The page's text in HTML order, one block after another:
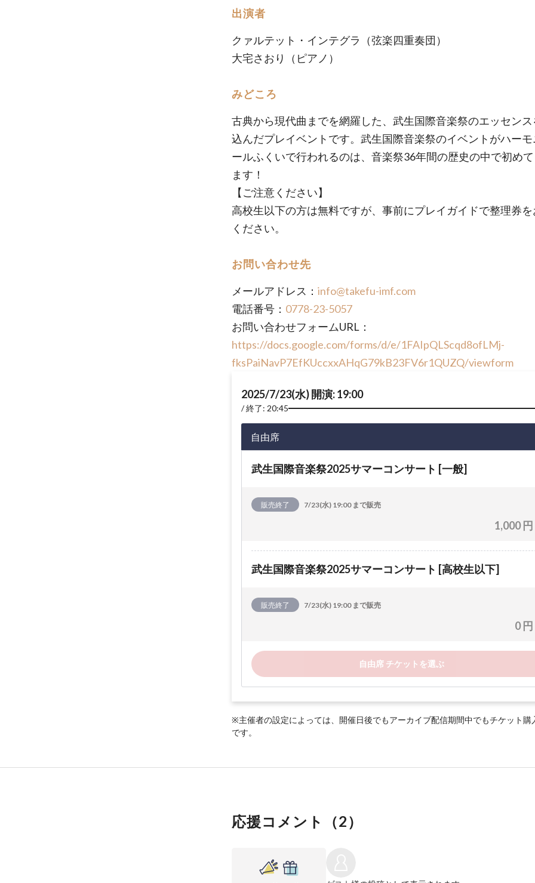
出演者
クァルテット・インテグラ（弦楽四重奏団）
大宅さおり（ピアノ）
みどころ
古典から現代曲までを網羅した、武生国際音楽祭のエッセン
込んだプレイベントです。武生国際音楽祭のイベントがハー
ールふくいで行われるのは、音楽祭36年間の歴史の中で初め
ます！
【ご注意ください】
高校生以下の方は無料ですが、事前にプレイガイドで整理券
ください。
お問い合わせ先
メールアドレス： info@takefu-imf.com
電話番号： 0778-23-5057
お問い合わせフォームURL：
https://docs.google.com/forms/d/e/1FAIpQLScqd8ofLMj-
fksPaiNavP7EfKUccxxAHqG79kB23FV6r1QUZQ/viewform
2025/7/23(水) 開演: 19:00
終了: 20:45
自由席
武生国際音楽祭2025サマーコンサート [一般]
販売終了 7/23(水) 19:00 まで販売
1,000 円
武生国際音楽祭2025サマーコンサート [高校生以下]
販売終了 7/23(水) 19:00 まで販売
0 円
自由席 チケットを選ぶ
※主催者の設定によっては、開催日後でもアーカイブ配信期間中でもチケット購
です。
応援コメント（2）